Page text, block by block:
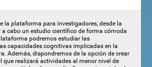
la plataforma para investigadores, desde la
a cabo un estudio científico de forma cómoda
podremos estudiar las
capacidades cognitivas implicadas en la
Además, dispondremos de la opción de crear
que realizará actividades al menor nivel de